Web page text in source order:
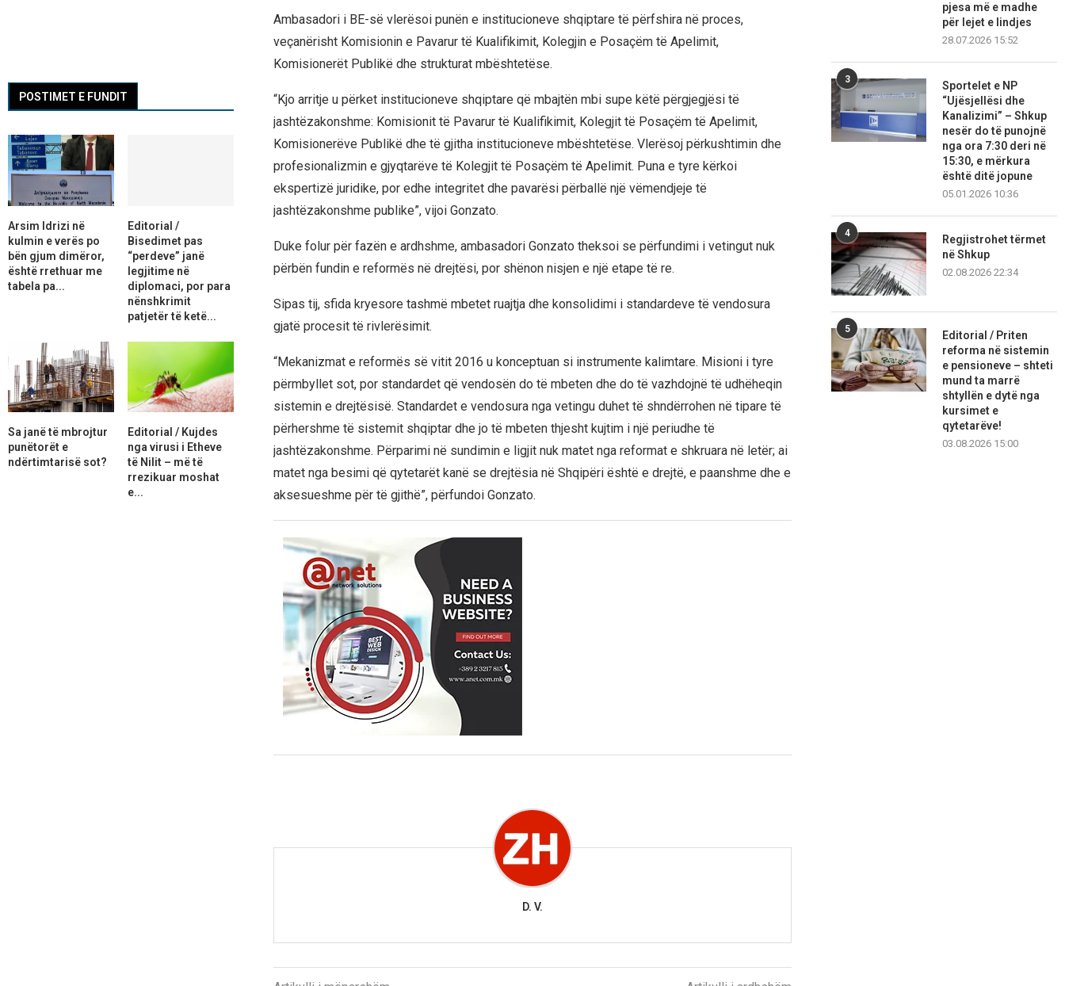
Ambasadori i BE-së vlerësoi punën e institucioneve shqiptare të përfshira në proces,
veçanërisht Komisionin e Pavarur të Kualifikimit, Kolegjin e Posaçëm të Apelimit,
Komisionerët Publikë dhe strukturat mbështetëse.
“Kjo arritje u përket institucioneve shqiptare që mbajtën mbi supe këtë përgjegjësi të
jashtëzakonshme: Komisionit të Pavarur të Kualifikimit, Kolegjit të Posaçëm të Apelimit,
Komisionerëve Publikë dhe të gjitha institucioneve mbështetëse. Vlerësoj përkushtimin dhe
profesionalizmin e gjyqtarëve të Kolegjit të Posaçëm të Apelimit. Puna e tyre kërkoi
ekspertizë juridike, por edhe integritet dhe pavarësi përballë një vëmendjeje të
jashtëzakonshme publike”, vijoi Gonzato.
Duke folur për fazën e ardhshme, ambasadori Gonzato theksoi se përfundimi i vetingut nuk
përbën fundin e reformës në drejtësi, por shënon nisjen e një etape të re.
Sipas tij, sfida kryesore tashmë mbetet ruajtja dhe konsolidimi i standardeve të vendosura
gjatë procesit të rivlerësimit.
“Mekanizmat e reformës së vitit 2016 u konceptuan si instrumente kalimtare. Misioni i tyre
përmbyllet sot, por standardet që vendosën do të mbeten dhe do të vazhdojnë të udhëheqin
sistemin e drejtësisë. Standardet e vendosura nga vetingu duhet të shndërrohen në tipare të
përhershme të sistemit shqiptar dhe jo të mbeten thjesht kujtim i një periudhe të
jashtëzakonshme. Përparimi në sundimin e ligjit nuk matet nga reformat e shkruara në letër; ai
matet nga besimi që qytetarët kanë se drejtësia në Shqipëri është e drejtë, e paanshme dhe e
aksesueshme për të gjithë”, përfundoi Gonzato.
D. V.
pjesa më e madhe
për lejet e lindjes
28.07.2026 15:52
3
Sportelet e NP
“Ujësjellësi dhe
Kanalizimi” – Shkup
nesër do të punojnë
nga ora 7:30 deri në
15:30, e mërkura
është ditë jopune
05.01.2026 10:36
4
Regjistrohet tërmet
në Shkup
02.08.2026 22:34
5
Editorial / Priten
reforma në sistemin
e pensioneve – shteti
mund ta marrë
shtyllën e dytë nga
kursimet e
qytetarëve!
03.08.2026 15:00
POSTIMET E FUNDIT
Arsim Idrizi në
kulmin e verës po
bën gjum dimëror,
është rrethuar me
tabela pa...
Editorial /
Bisedimet pas
“perdeve” janë
legjitime në
diplomaci, por para
nënshkrimit
patjetër të ketë...
Sa janë të mbrojtur
punëtorët e
ndërtimtarisë sot?
Editorial / Kujdes
nga virusi i Etheve
të Nilit – më të
rrezikuar moshat
e...